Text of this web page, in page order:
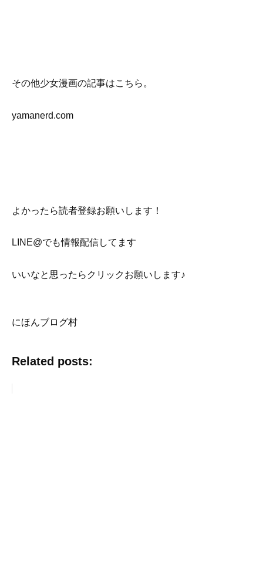
その他少女漫画の記事はこちら。
yamanerd.com
よかったら読者登録お願いします！
LINE@でも情報配信してます
いいなと思ったらクリックお願いします♪
にほんブログ村
Related posts: